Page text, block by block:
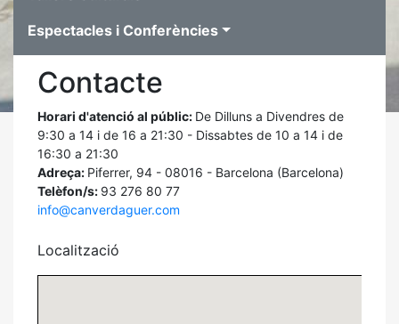
Espectacles i Conferències
Contacte
Horari d'atenció al públic: De Dilluns a Divendres de
9:30 a 14 i de 16 a 21:30 - Dissabtes de 10 a 14 i de
16:30 a 21:30
Adreça: Piferrer, 94 - 08016 - Barcelona (Barcelona)
Telèfon/s: 93 276 80 77
info@canverdaguer.com
Localització